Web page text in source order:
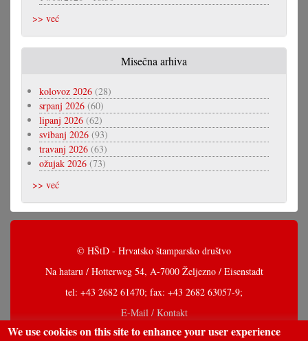
>> već
Misečna arhiva
kolovoz 2026 (28)
srpanj 2026 (60)
lipanj 2026 (62)
svibanj 2026 (93)
travanj 2026 (63)
ožujak 2026 (73)
>> već
© HŠtD - Hrvatsko štamparsko društvo
Na hataru / Hotterweg 54, A-7000 Željezno / Eisenstadt
tel: +43 2682 61470; fax: +43 2682 63057-9;
E-Mail / Kontakt
We use cookies on this site to enhance your user experience